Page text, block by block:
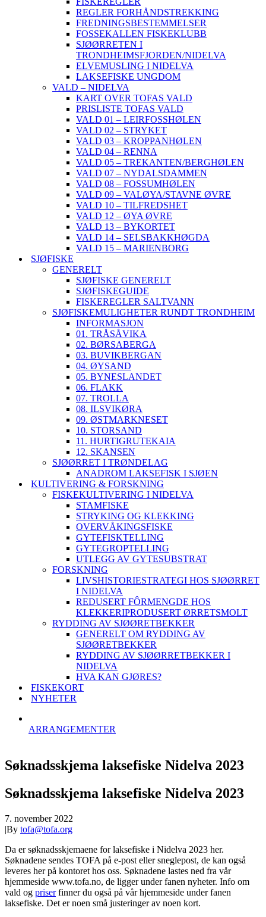
REGLER FORHÅNDSTREKKING
FREDNINGSBESTEMMELSER
FOSSEKALLEN FISKEKLUBB
SJØØRRETEN I
TRONDHEIMSFJORDEN/NIDELVA
ELVEMUSLING I NIDELVA
LAKSEFISKE UNGDOM
VALD – NIDELVA
KART OVER TOFAS VALD
PRISLISTE TOFAS VALD
VALD 01 – LEIRFOSSHØLEN
VALD 02 – STRYKET
VALD 03 – KROPPANHØLEN
VALD 04 – RENNA
VALD 05 – TREKANTEN/BERGHØLEN
VALD 07 – NYDALSDAMMEN
VALD 08 – FOSSUMHØLEN
VALD 09 – VALØYA/STAVNE ØVRE
VALD 10 – TILFREDSHET
VALD 12 – ØYA ØVRE
VALD 13 – BYKORTET
VALD 14 – SELSBAKKHØGDA
VALD 15 – MARIENBORG
SJØFISKE
GENERELT
SJØFISKE GENERELT
SJØFISKEGUIDE
FISKEREGLER SALTVANN
SJØFISKEMULIGHETER RUNDT TRONDHEIM
INFORMASJON
01. TRÅSÅVIKA
02. BØRSABERGA
03. BUVIKBERGAN
04. ØYSAND
05. BYNESLANDET
06. FLAKK
07. TROLLA
08. ILSVIKØRA
09. ØSTMARKNESET
10. STORSAND
11. HURTIGRUTEKAIA
12. SKANSEN
SJØØRRET I TRØNDELAG
ANADROM LAKSEFISK I SJØEN
KULTIVERING & FORSKNING
FISKEKULTIVERING I NIDELVA
STAMFISKE
STRYKING OG KLEKKING
OVERVÅKINGSFISKE
GYTEFISKTELLING
GYTEGROPTELLING
UTLEGG AV GYTESUBSTRAT
FORSKNING
LIVSHISTORIESTRATEGI HOS SJØØRRET
I NIDELVA
REDUSERT FÔRMENGDE HOS
KLEKKERIPRODUSERT ØRRETSMOLT
RYDDING AV SJØØRETBEKKER
GENERELT OM RYDDING AV
SJØØRETBEKKER
RYDDING AV SJØØRRETBEKKER I
NIDELVA
HVA KAN GJØRES?
FISKEKORT
NYHETER
ARRANGEMENTER
Søknadsskjema laksefiske Nidelva 2023
Søknadsskjema laksefiske Nidelva 2023
7. november 2022
|By tofa@tofa.org
Da er søknadsskjemaene for laksefiske i Nidelva 2023 her.
Søknadene sendes TOFA på e-post eller sneglepost, de kan også
leveres her på kontoret hos oss. Søknadene lastes ned fra vår
hjemmeside www.tofa.no, de ligger under fanen nyheter. Info om
vald og priserfinner du også på vår hjemmeside under fanen
laksefiske. Det er noen små justeringer av noen kort.